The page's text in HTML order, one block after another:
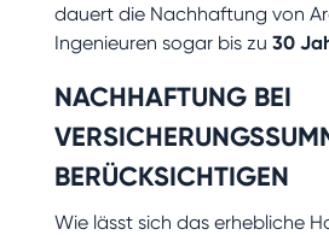
dauert die Nachhaftung von
Ingenieuren sogar bis zu 30
NACHHAFTUNG BEI
BERÜCKSICHTIGEN
Wie lässt sich das erhebliche